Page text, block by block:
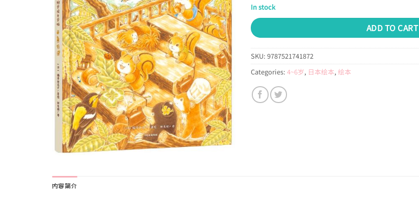
In stock
ADD TO CART
SKU: 9787521741872
Categories: 4~6岁, 日本绘本, 绘本
内容简介